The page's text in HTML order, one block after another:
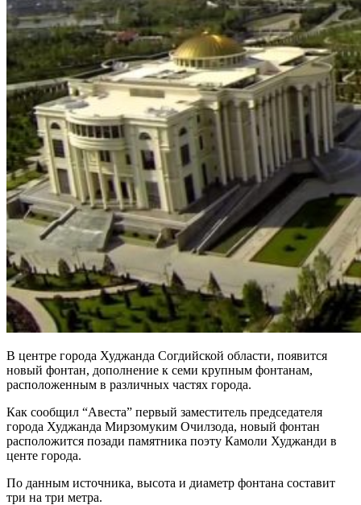
В центре города Худжанда Согдийской области, появится
новый фонтан, дополнение к семи крупным фонтанам,
расположенным в различных частях города.
Как сообщил “Авеста” первый заместитель председателя
города Худжанда Мирзомуким Очилзода, новый фонтан
расположится позади памятника поэту Камоли Худжанди в
центе города.
По данным источника, высота и диаметр фонтана составит
три на три метра.